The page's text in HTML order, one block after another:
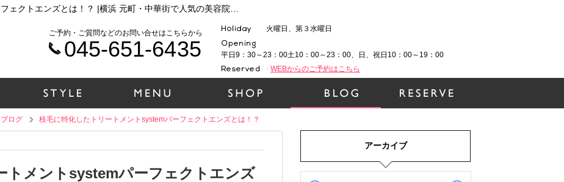
火曜日、第３水曜日
平日9：30～23：00土10：00～23：00、日、祝日10：00～19：00
WEBからのご予約はこちら
ご予約・ご質問などのお問い合せはこちらから
045-651-6435
ブログ 枝毛に特化したトリートメントsystemパーフェクトエンズとは！？
トメントsystemパーフェクトエンズ
アーカイブ